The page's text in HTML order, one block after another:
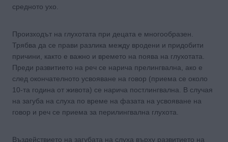
средното ухо.
Произходът на глухотата при децата е многообразен.
Трябва да се прави разлика между вродени и придобити
причини, както е важно и времето на поява на глухотата.
Преди развитието на реч се нарича прелингвална, ако е
след окончателното усвояване на говор (приема се около
10-та година от живота) се нарича постлингвална. В случая
на загуба на слуха по време на фазата на усвояване на
говор и реч се приема за перилингвална глухота.
Въздействието на загубата на слуха върху развитието на